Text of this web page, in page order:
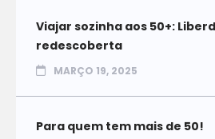
Viajar sozinha aos 50+:
redescoberta
MARÇO 19, 2025
Para quem tem mais de 50!